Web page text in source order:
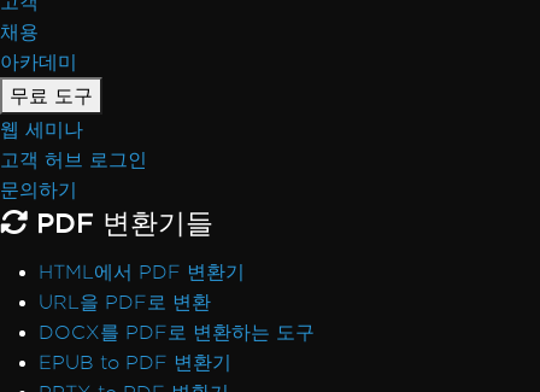
채용
아카데미
무료 도구
웹 세미나
고객 허브 로그인
문의하기
PDF 변환기들
HTML에서 PDF 변환기
URL을 PDF로 변환
DOCX를 PDF로 변환하는 도구
EPUB to PDF 변환기